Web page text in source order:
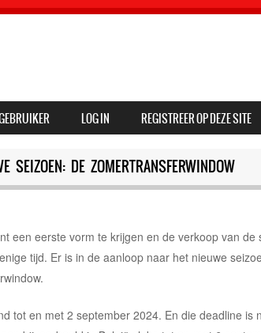
LOG IN REGISTREER OP DEZE SITE
SEIZOEN: DE ZOMERTRANSFERWINDOW
een eerste vorm te krijgen en de verkoop van de
tijd. Er is in de aanloop naar het nieuwe
tot en met 2 september 2024. En die deadline is